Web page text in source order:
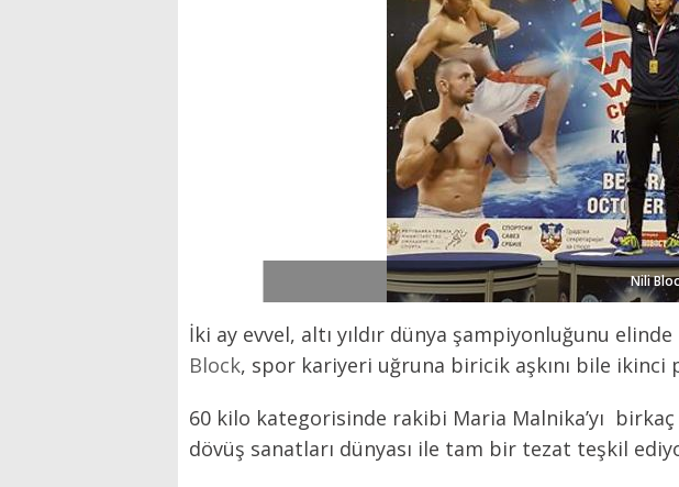
Nili
İki ay evvel, altı yıldır dünya şampiyonluğunu
Block, spor kariyeri uğruna biricik aşkını bile
60 kilo kategorisinde rakibi Maria Malnika’yı
dövüş sanatları dünyası ile tam bir tezat teşkil